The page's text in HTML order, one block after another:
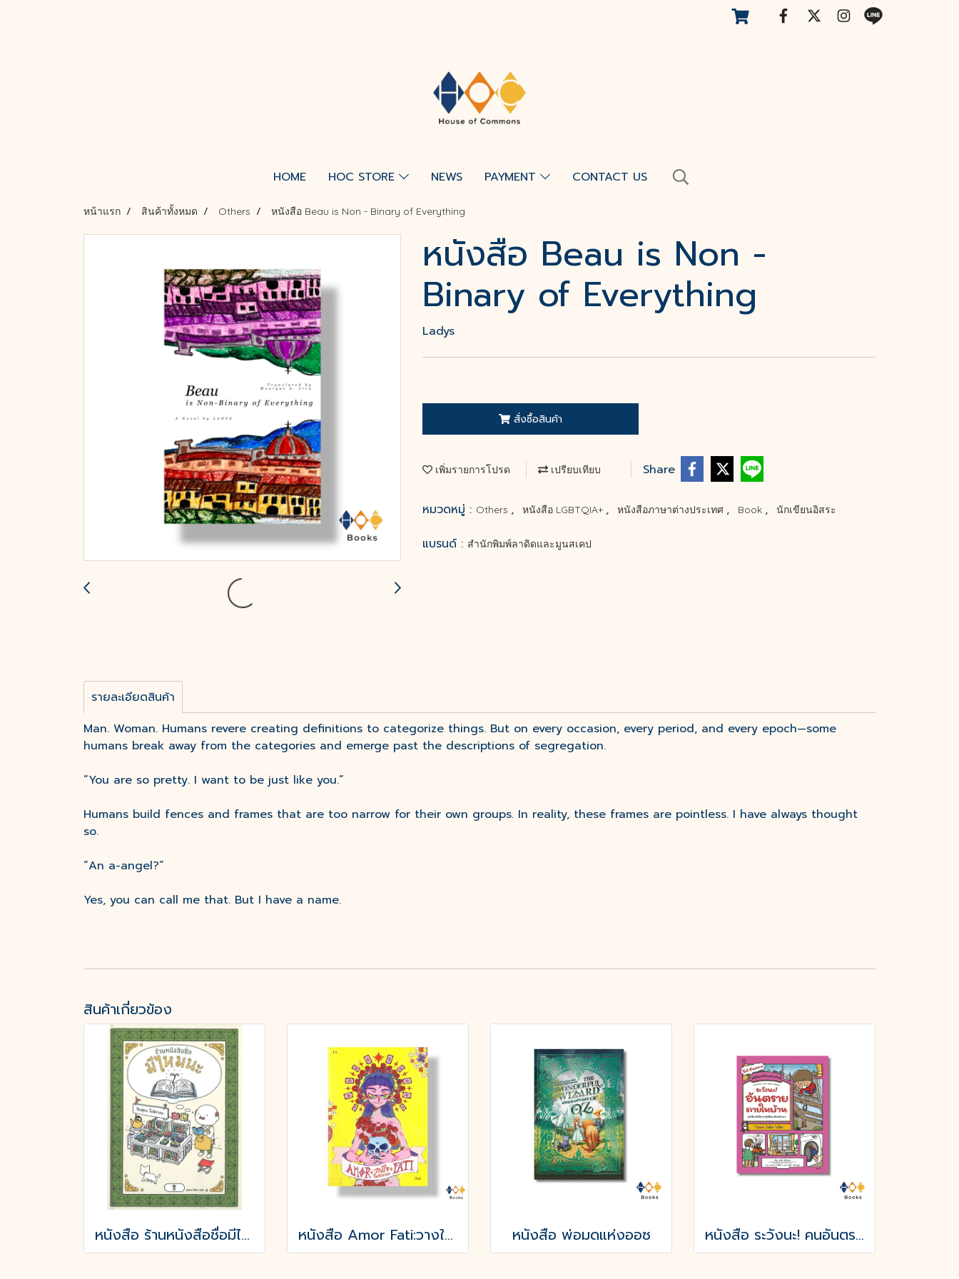
HOME HOC STORE NEWS PAYMENT CONTACT US
หน้าแรก สินค้าทั้งหมด Others หนังสือ Beau is Non - Binary of Everything
หนังสือ Beau is Non -
Binary of Everything
Ladys
สั่งซื้อสินค้า
เพิ่มรายการโปรด เปรียบเทียบ Share
หมวดหมู่ : Others , หนังสือ LGBTQIA+ , หนังสือภาษาต่างประเทศ , Book , นักเขียนอิสระ
แบรนด์ : สำนักพิมพ์ลาดิดและมูนสเคป
รายละเอียดสินค้า
Man. Woman. Humans revere creating definitions to categorize things. But on every occasion, every period, and every epoch—some
humans break away from the categories and emerge past the descriptions of segregation.
“You are so pretty. I want to be just like you.”
Humans build fences and frames that are too narrow for their own groups. In reality, these frames are pointless. I have always thought
so.
“An a-angel?”
Yes, you can call me that. But I have a name.
สินค้าเกี่ยวข้อง
หนังสือ ร้านหนังสือชื่อมีไหมนะ หนังสือ Amor Fati:วางใจในจักรวาล หนังสือ พ่อมดแห่งออซ หนังสือ ระวังนะ! คนอันตราย (ปกอ่อน)